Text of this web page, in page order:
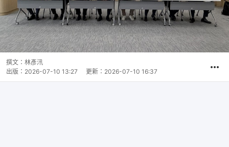
撰文： 林彥汛
出版： 2026-07-10 13:27 更新： 2026-07-10 16:37